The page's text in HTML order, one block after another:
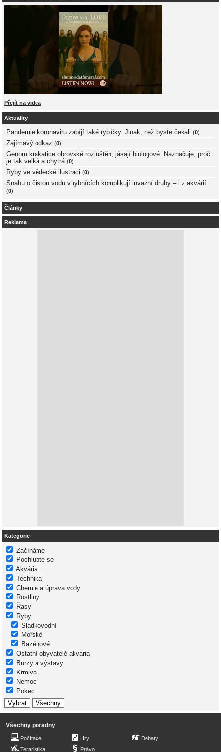
Přejít na videa
Aktuality
Pandemie koronaviru zabíjí také rybičky. Jinak, než byste čekali (0)
Zajímavý odkaz (0)
Genom krakatice obrovské rozluštěn, jásají biologové. Naznačuje, proč
je tak velká a chytrá (0)
Ryby ve vědecké ilustraci (0)
Snahu o čistou vodu v rybnících komplikují invazní druhy – i z akvárií
(0)
Články
Reklama
Kategorie
Začínáme
Pochlubte se
Akvária
Technika
Chemie a úprava vody
Rostliny
Řasy
Ryby
Sladkovodní
Mořské
Bazénové
Ostatní obyvatelé akvária
Burzy a výstavy
Krmiva
Nemoci
Pokec
Všechny poradny
Počítače
Teraristika
Hry
Právo
Debaty